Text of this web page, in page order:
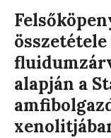
alapján a